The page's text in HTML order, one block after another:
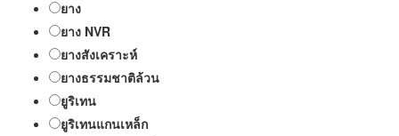
ยาง
ยาง NVR
ยางสังเคราะห์
ยางธรรมชาติล้วน
ยูริเทน
ยูริเทนแกนเหล็ก